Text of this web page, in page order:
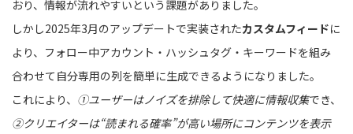
おり、情報が流れやすいという課題がありました。
しかし2025年3月のアップデートで実装されたカスタムフィードに
より、フォロー中アカウント・ハッシュタグ・キーワードを組み
合わせて自分専用の列を簡単に生成できるようになりました。
これにより、 ①ユーザーはノイズを排除して快適に情報収集でき、
②クリエイターは“読まれる確率”が高い場所にコンテンツを表示